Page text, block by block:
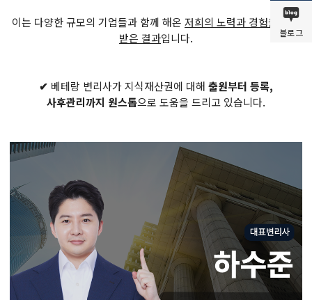
블로그
이는 다양한 규모의 기업들과 함께 해온 저희의 노력과 경험을 인정
받은 결과입니다.
✔ 베테랑 변리사가 지식재산권에 대해 출원부터 등록,
사후관리까지 원스톱으로 도움을 드리고 있습니다.